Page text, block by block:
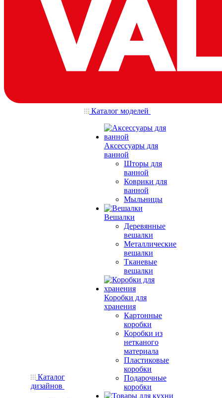
Каталог
дизайнов
Каталог моделей
Аксессуары для
ванной
Шторы для
ванной
Коврики для
ванной
Мыльницы
Вешалки
Деревянные
вешалки
Металлические
вешалки
Тканевые
вешалки
Коробки для
хранения
Картонные
коробки
Коробки из
нетканого
материала
Пластиковые
коробки
Подарочные
коробки